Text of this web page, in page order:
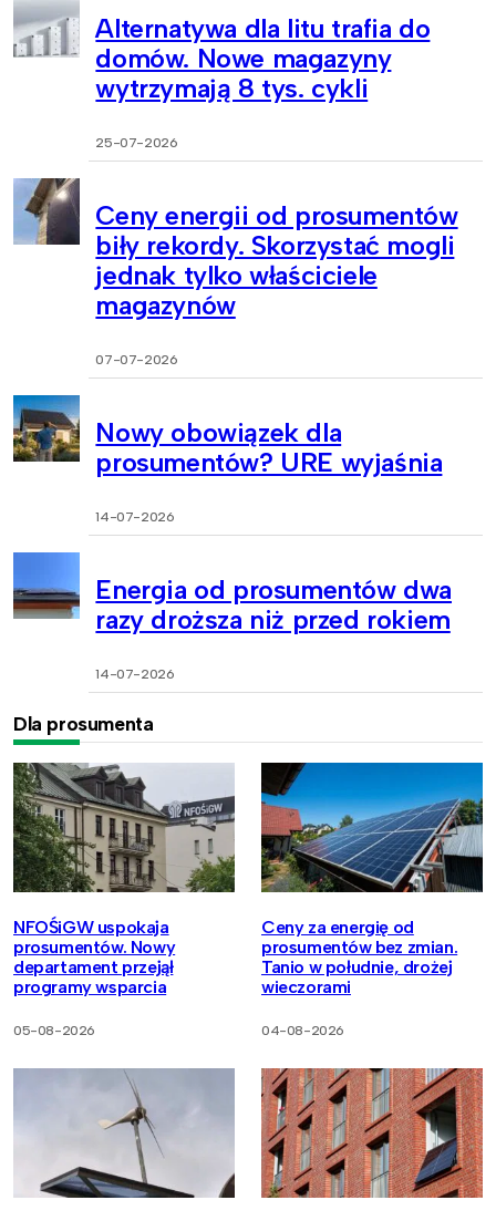
Alternatywa dla litu trafia do
domów. Nowe magazyny
wytrzymają 8 tys. cykli
25-07-2026
Ceny energii od prosumentów
biły rekordy. Skorzystać mogli
jednak tylko właściciele
magazynów
07-07-2026
Nowy obowiązek dla
prosumentów? URE wyjaśnia
14-07-2026
Energia od prosumentów dwa
razy droższa niż przed rokiem
14-07-2026
Dla prosumenta
NFOŚiGW uspokaja
prosumentów. Nowy
departament przejął
programy wsparcia
05-08-2026
Ceny za energię od
prosumentów bez zmian.
Tanio w południe, drożej
wieczorami
04-08-2026